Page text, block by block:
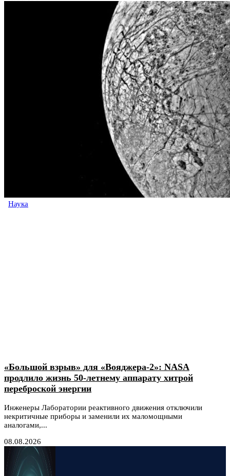
Наука
«Большой взрыв» для «Вояджера-2»: NASA
продлило жизнь 50-летнему аппарату хитрой
переброской энергии
Инженеры Лаборатории реактивного движения отключили
некритичные приборы и заменили их маломощными
аналогами,...
08.08.2026